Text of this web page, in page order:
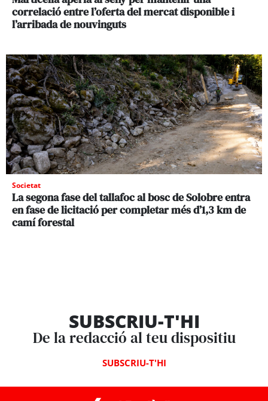
correlació entre l’oferta del mercat disponible i
l’arribada de nouvinguts
Societat
La segona fase del tallafoc al bosc de Solobre entra
en fase de licitació per completar més d’1,3 km de
camí forestal
SUBSCRIU-T'HI
De la redacció al teu dispositiu
SUBSCRIU-T'HI